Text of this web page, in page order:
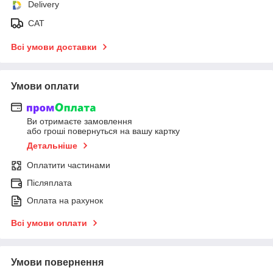
Delivery
САТ
Всі умови доставки
Умови оплати
Ви отримаєте замовлення
або гроші повернуться на вашу картку
Детальніше
Оплатити частинами
Післяплата
Оплата на рахунок
Всі умови оплати
Умови повернення